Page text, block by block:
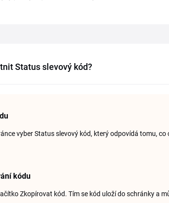
Status slevový kód?
vyber Status slevový kód, který odpovídá tomu,
kódu
Zkopírovat kód. Tím se kód uloží do schránky a